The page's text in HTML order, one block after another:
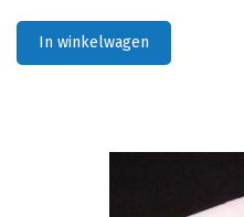
In winkelwagen